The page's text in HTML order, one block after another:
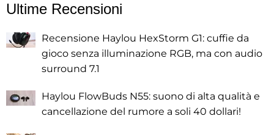
Ultime Recensioni
Recensione Haylou HexStorm G1: cuffie da
gioco senza illuminazione RGB, ma con audio
surround 7.1
Haylou FlowBuds N55: suono di alta qualità e
cancellazione del rumore a soli 40 dollari!